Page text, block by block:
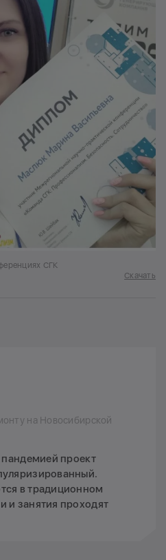
СГК
Скачать
на Новосибирской
пандемией проект
в традиционном
и занятия проходят